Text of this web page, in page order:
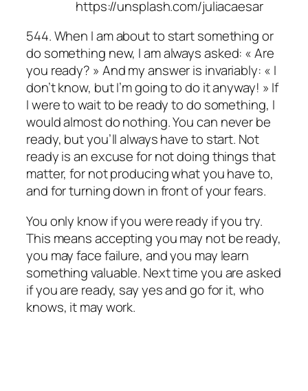
https://unsplash.com/juliacaesar
544. When I am about to start something or
do something new, I am always asked: « Are
you ready? » And my answer is invariably: « I
don’t know, but I’m going to do it anyway! » If
I were to wait to be ready to do something, I
would almost do nothing. You can never be
ready, but you’ll always have to start. Not
ready is an excuse for not doing things that
matter, for not producing what you have to,
and for turning down in front of your fears.
You only know if you were ready if you try.
This means accepting you may not be ready,
you may face failure, and you may learn
something valuable. Next time you are asked
if you are ready, say yes and go for it, who
knows, it may work.